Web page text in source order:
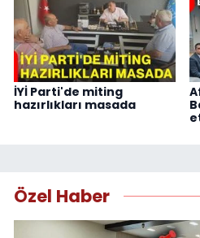
İYİ Parti'de miting
hazırlıkları masada
Özel Haber